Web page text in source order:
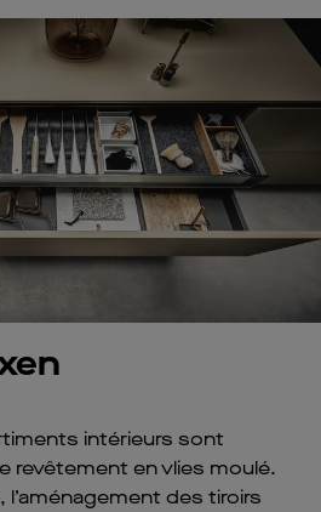
intérieurs sont
revêtement en vlies moulé.
l’aménagement des tiroirs